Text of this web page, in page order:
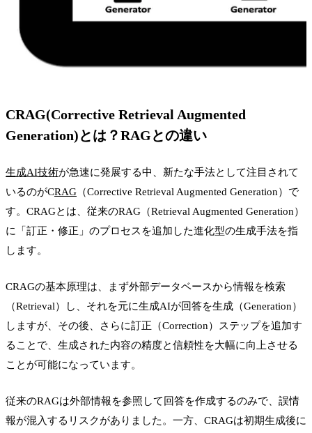
CRAG(Corrective Retrieval Augmented
Generation)とは？RAGとの違い
生成AI技術が急速に発展する中、新たな手法として注目されて
いるのがCRAG （Corrective Retrieval Augmented Generation）で
す。CRAGとは、従来のRAG（Retrieval Augmented Generation）
に「訂正・修正」のプロセスを追加した進化型の生成手法を指
します。
CRAGの基本原理は、まず外部データベースから情報を検索
（Retrieval）し、それを元に生成AIが回答を生成（Generation）
しますが、その後、さらに訂正（Correction）ステップを追加す
ることで、生成された内容の精度と信頼性を大幅に向上させる
ことが可能になっています。
従来のRAGは外部情報を参照して回答を作成するのみで、誤情
報が混入するリスクがありました。一方、CRAGは初期生成後に